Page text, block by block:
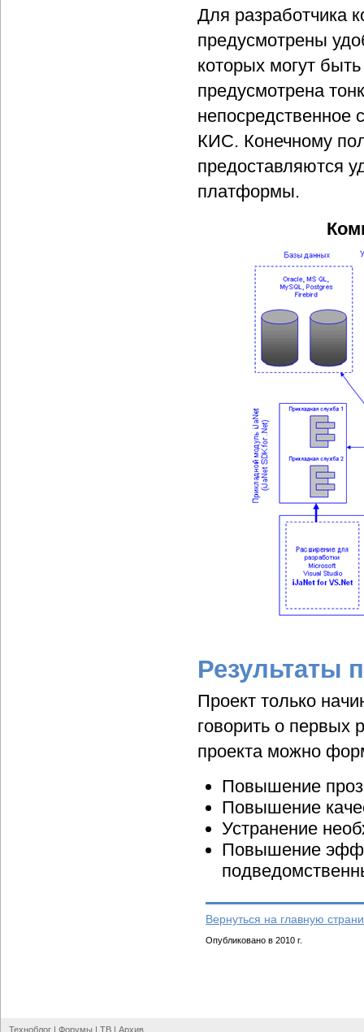
Для разработчика
предусмотрены
которых могут
предусмотрена
непосредственное
КИС. Конечному
предоставляются
платформы.
Результаты
Проект только
говорить о первых
проекта можно
Повышение
Повышение
Устранение
Повышение
Вернуться на главную
Опубликовано в 2010 г.
Техноблог | Форумы | ТВ | Архив